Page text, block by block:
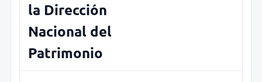
la Dirección
Nacional del
Patrimonio